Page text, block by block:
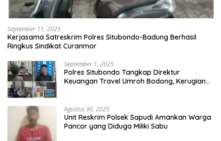
September 11, 2025
Kerjasama Satreskrim Polres Situbondo-Badung Berhasil
Ringkus Sindikat Curanmor
September 1, 2025
Polres Situbondo Tangkap Direktur
Keuangan Travel Umroh Bodong, Kerugian
Agustus 30, 2025
Unit Reskrim Polsek Sapudi Amankan Warga
Pancor yang Diduga Miliki Sabu